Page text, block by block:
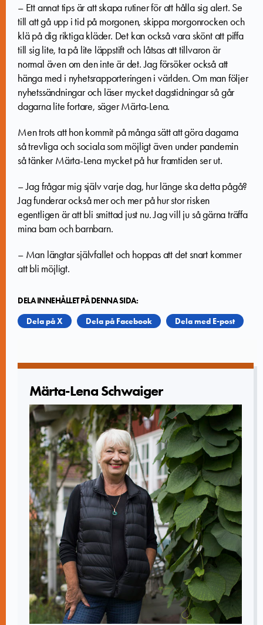
– Ett annat tips är att skapa rutiner för att hålla sig alert. Se
till att gå upp i tid på morgonen, skippa morgonrocken och
klä på dig riktiga kläder. Det kan också vara skönt att piffa
till sig lite, ta på lite läppstift och låtsas att tillvaron är
normal även om den inte är det. Jag försöker också att
hänga med i nyhetsrapporteringen i världen. Om man följer
nyhetssändningar och läser mycket dagstidningar så går
dagarna lite fortare, säger Märta-Lena.
Men trots att hon kommit på många sätt att göra dagarna
så trevliga och sociala som möjligt även under pandemin
så tänker Märta-Lena mycket på hur framtiden ser ut.
– Jag frågar mig själv varje dag, hur länge ska detta pågå?
Jag funderar också mer och mer på hur stor risken
egentligen är att bli smittad just nu. Jag vill ju så gärna träffa
mina barn och barnbarn.
– Man längtar självfallet och hoppas att det snart kommer
att bli möjligt.
DELA INNEHÅLLET PÅ DENNA SIDA:
Dela på X
Dela på Facebook Dela med E-post
Märta-Lena Schwaiger